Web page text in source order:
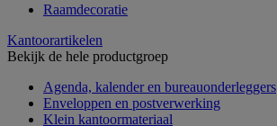
Raamdecoratie
Kantoorartikelen
Bekijk de hele productgroep
Agenda, kalender en bureauonderleggers
Enveloppen en postverwerking
Klein kantoormateriaal